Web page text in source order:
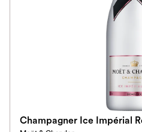
Champagner Ice Impérial